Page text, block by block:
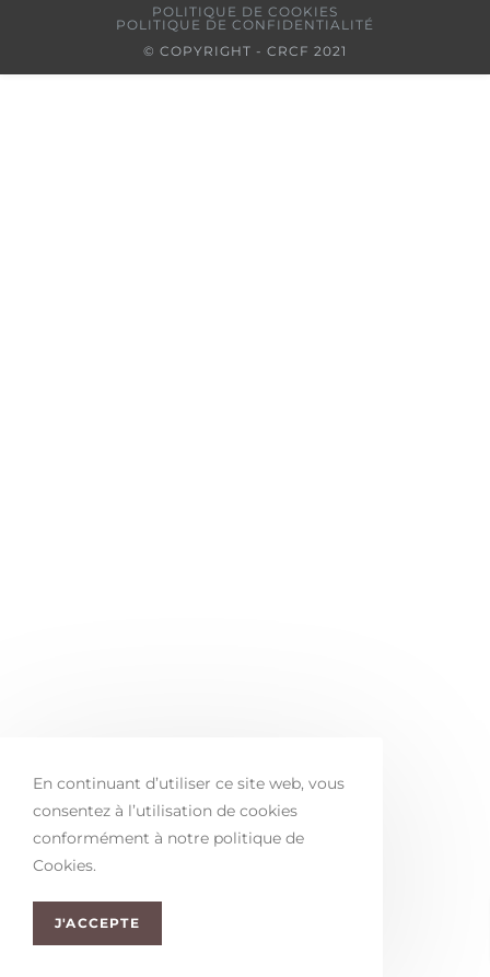
POLITIQUE DE COOKIES
POLITIQUE DE CONFIDENTIALITÉ
© COPYRIGHT - CRCF 2021
En continuant d’utiliser ce site web, vous
consentez à l’utilisation de cookies
conformément à notre politique de
Cookies.
J'ACCEPTE